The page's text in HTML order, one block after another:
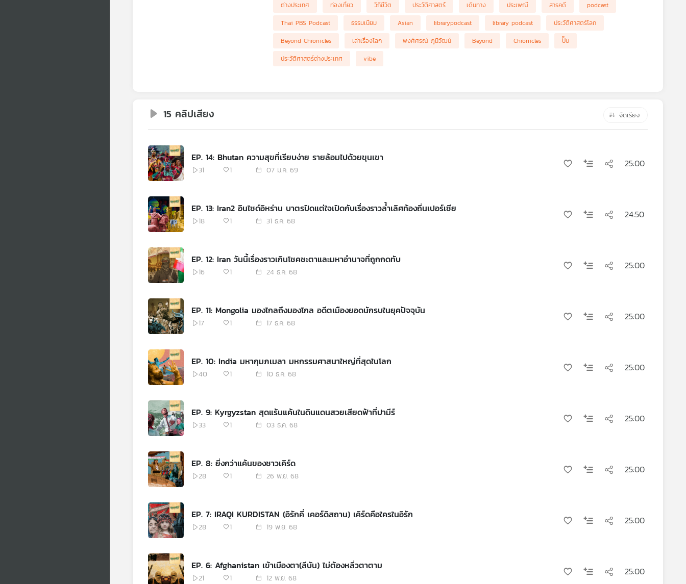
ต่างประเทศ ท่องเที่ยว วิถีชีวิต ประวัติศาสตร์ เดินทาง ประเพณี สารคดี
podcast
Thai PBS Podcast
ธรรมเนียม Asian librarypodcast library podcast
ประวัติศาสตร์โลก
Beyond Chronicles
เล่าเรื่องโลก พงศ์ศรณ์ ภูมิวัฒน์ Beyond Chronicles
ปั๊บ
ประวัติศาสตร์ต่างประเทศ
vibe
15 คลิปเสียง จัดเรียง
EP. 14: Bhutan ความสุขที่เรียบง่าย รายล้อมไปด้วยขุนเขา
31 1 07 ม.ค. 69
25:00
EP. 13: Iran2 อินไซด์อิหร่าน บาตรปิดแต่ใจเปิดกับเรื่องราวล้ำเลิศท้องถิ่นเปอร์เซีย
18 1 31 ธ.ค. 68
24:50
EP. 12: Iran วันนี้เรื่องราวเกินโชคชะตาและมหาอำนาจที่ถูกกดทับ
16 1 24 ธ.ค. 68
25:00
EP. 11: Mongolia มองไกลถึงมองโกล อดีตเมืองยอดนักรบในยุคปัจจุบัน
17 1 17 ธ.ค. 68
25:00
EP. 10: India มหากุมภเมลา มหกรรมศาสนาใหญ่ที่สุดในโลก
40 1 10 ธ.ค. 68
25:00
EP. 9: Kyrgyzstan สุดแร้นแค้นในดินแดนสวยเสียดฟ้าที่ปามีร์
33 1 03 ธ.ค. 68
25:00
EP. 8: ยิ่งกว่าแค้นของชาวเคิร์ด
28 1 26 พ.ย. 68
25:00
EP. 7: IRAQI KURDISTAN (อิรักคี่ เคอร์ดิสถาน) เคิร์ดคือใครในอิรัก
28 1 19 พ.ย. 68
25:00
EP. 6: Afghanistan เข้าเมืองตา(ลีบัน) ไม่ต้องหลิ่วตาตาม
21 1 12 พ.ย. 68
25:00